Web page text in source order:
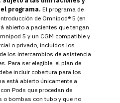
programa. El programa de
de Omnipod® 5 (en
abierto a pacientes que tengan
5 y un CGM compatible y
o privado, incluidos los
los intercambios de asistencia
Para ser elegible, el plan de
incluir cobertura para los
está abierto únicamente a
Pods que procedan de
o bombas con tubo y que no